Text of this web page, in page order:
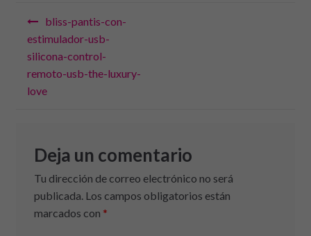
Navegación
de
entradas
bliss-pantis-con-
estimulador-usb-
silicona-control-
remoto-usb-the-luxury-
love
Deja un comentario
Tu dirección de correo electrónico no será
publicada.Los campos obligatorios están
marcados con *